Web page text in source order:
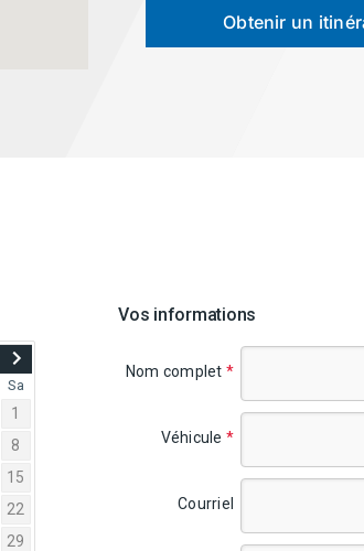
Obtenir un
AVANCER
À
SEPTEMBER
Sa
1
8
15
22
29
Vos informations
Nom complet *
Véhicule *
Courriel